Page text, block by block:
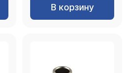
В корзину